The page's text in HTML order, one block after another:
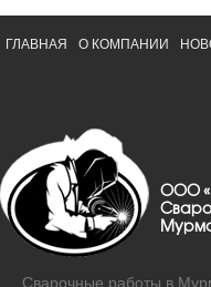
ГЛАВНАЯ О КОМПАНИИ
ООО
Сварочные работы в